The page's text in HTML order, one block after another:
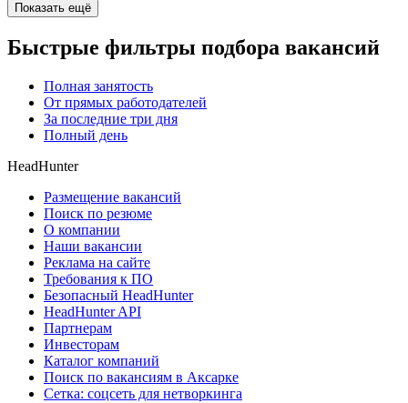
Показать ещё
Быстрые фильтры подбора вакансий
Полная занятость
От прямых работодателей
За последние три дня
Полный день
HeadHunter
Размещение вакансий
Поиск по резюме
О компании
Наши вакансии
Реклама на сайте
Требования к ПО
Безопасный HeadHunter
HeadHunter API
Партнерам
Инвесторам
Каталог компаний
Поиск по вакансиям в Аксарке
Сетка: соцсеть для нетворкинга